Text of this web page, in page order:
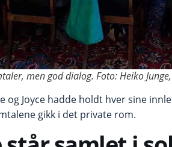
men god dialog. Foto: Heiko
og Joyce hadde holdt hver sine
gikk i det private rom.